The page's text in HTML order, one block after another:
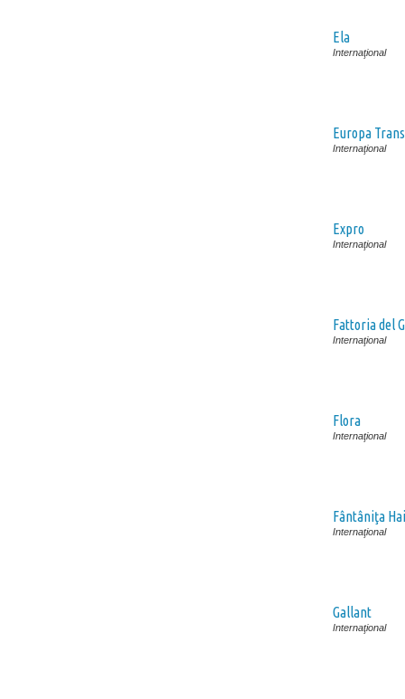
Ela
Internaţional
Europa
Internaţional
Expro
Internaţional
Fattoria del
Internaţional
Flora
Internaţional
Fântâniţa
Internaţional
Gallant
Internaţional